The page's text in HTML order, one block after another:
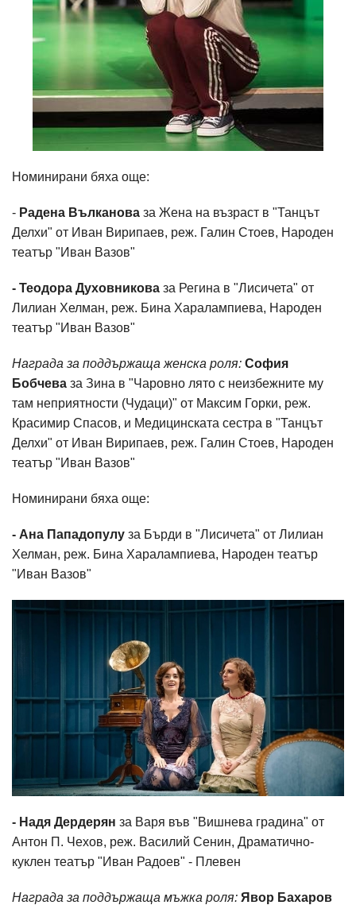
Номинирани бяха още:
- Радена Вълканова за Жена на възраст в "Танцът
Делхи" от Иван Вирипаев, реж. Галин Стоев, Народен
театър "Иван Вазов"
- Теодора Духовникова за Регина в "Лисичета" от
Лилиан Хелман, реж. Бина Харалампиева, Народен
театър "Иван Вазов"
Награда за поддържаща женска роля: София
Бобчева за Зина в "Чаровно лято с неизбежните му
там неприятности (Чудаци)" от Максим Горки, реж.
Красимир Спасов, и Медицинската сестра в "Танцът
Делхи" от Иван Вирипаев, реж. Галин Стоев, Народен
театър "Иван Вазов"
Номинирани бяха още:
- Ана Пападопулу за Бърди в "Лисичета" от Лилиан
Хелман, реж. Бина Харалампиева, Народен театър
"Иван Вазов"
- Надя Дердерян за Варя във "Вишнева градина" от
Антон П. Чехов, реж. Василий Сенин, Драматично-
куклен театър "Иван Радоев" - Плевен
Награда за поддържаща мъжка роля: Явор Бахаров